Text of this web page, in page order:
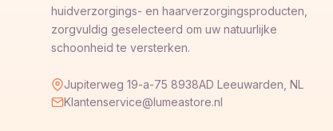
huidverzorgings- en haarverzorgingsproducten,
zorgvuldig geselecteerd om uw natuurlijke
schoonheid te versterken.
Jupiterweg 19-a-75 8938AD Leeuwarden, NL
Klantenservice@lumeastore.nl